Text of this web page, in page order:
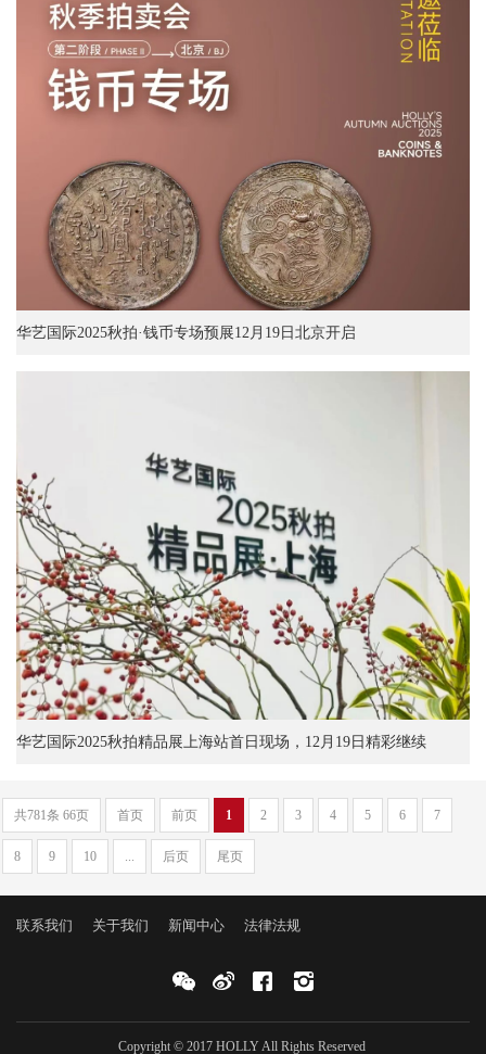
华艺国际2025秋拍·钱币专场预展12月19日北京开启
华艺国际2025秋拍精品展上海站首日现场，12月19日精彩继续
共781条 66页 首页 前页 1 2 3 4 5 6 7
8 9 10 后页 尾页
联系我们 关于我们 新闻中心 法律法规
Copyright © 2017 HOLLY All Rights Reserved